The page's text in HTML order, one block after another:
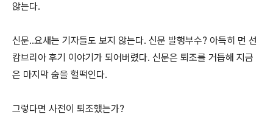
않는다.
신문..요새는 기자들도 보지 않는다. 신문 발행부수? 아득히 먼 선
캄브리아 후기 이야기가 되어버렸다. 신문은 퇴조를 거듭해 지금
은 마지막 숨을 헐떡인다.
그렇다면 사전이 퇴조했는가?